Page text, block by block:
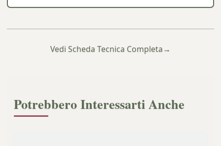
Vedi Scheda Tecnica Completa→
Potrebbero Interessarti Anche